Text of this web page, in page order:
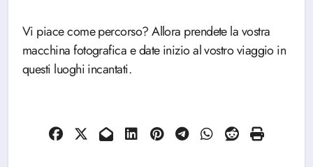
Vi piace come percorso? Allora prendete la vostra
macchina fotografica e date inizio al vostro viaggio in
questi luoghi incantati.